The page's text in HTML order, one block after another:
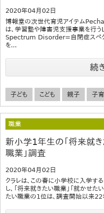
2020年04月02日
博報堂の次世代育児アイテム
は、学習塾や障害児支援事業を行
Spectrum Disorder=自閉症スペク
を...
続
子ども こども 親子 子
職業
新小学1年生の「将来就き
職業」調査
2020年04月02日
クラレは、この春に小学校に入学す
し、「将来就きたい職業」「就かせた
たい職業の1位は、調査開始以来